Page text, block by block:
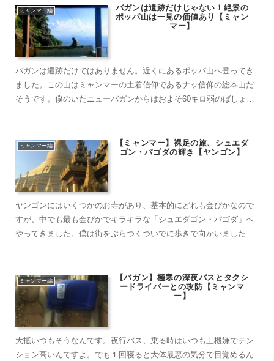
勝手に動けて最……
ミャンマー編
バガンは遺跡だけじゃない！絶景の
ポッパ山は一見の価値あり【ミャン
マー】
バガンは遺跡だけではありません。近くにあるポッパ山へ登ってき
ました。この山はミャンマーの土着信仰であるナッ信仰の総本山だ
そうです。僕のいたニューバガンからはおよそ60キロ弱のばしょに
ミャンマー編
【ミャンマー】裸足の旅、シュエダ
ゴン・パゴダの輝き【ヤンゴン】
ヤンゴンにはいくつかのお寺があり、基本的にどれも金ぴかなので
すが、中でも最も金ぴかでキラキラな「シュエダゴン・パゴダ」へ
やってきました。僕は街をぶらつくついでに歩きで向かいました
ミャンマー編
【バガン】極寒の深夜バスとタクシ
ードライバーとの攻防【ミャンマ
ー】
大抵いつもそうなんです。夜行バス、乗る時はいつも上機嫌でテン
ション高いんですよ。でも１回寝ると大体最悪の気分で目覚めるん